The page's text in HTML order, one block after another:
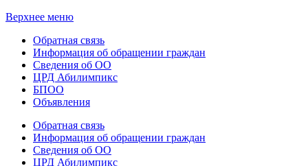
Верхнее меню
Обратная связь
Информация об обращении граждан
Сведения об ОО
ЦРД Абилимпикс
БПОО
Объявления
Обратная связь
Информация об обращении граждан
Сведения об ОО
ЦРД Абилимпикс